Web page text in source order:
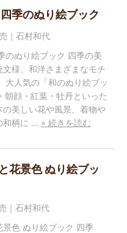
季のぬり絵ブック
｜石村和代
のぬり絵ブック 四季の美
文様、和洋さまざまなモチ
大人気の「和のぬり絵ブッ
朝顔・紅葉・牡丹といった
の美しい花や風景、着物や
和柄に … » 続きを読む
花景色 ぬり絵ブッ
｜石村和代
景色 ぬり絵ブック 四季